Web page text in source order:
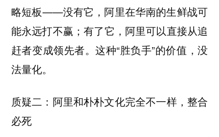
略短板——没有它，阿里在华南的生鲜战可
能永远打不赢；有了它，阿里可以直接从追
赶者变成领先者。这种“胜负手”的价值，没
法量化。
质疑二：阿里和朴朴文化完全不一样，整合
必死